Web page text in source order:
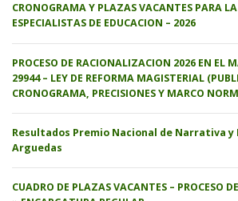
CRONOGRAMA Y PLAZAS VACANTES PARA
ESPECIALISTAS DE EDUCACION – 2026
PROCESO DE RACIONALIZACION 2026 EN EL
29944 – LEY DE REFORMA MAGISTERIAL
CRONOGRAMA, PRECISIONES Y MARCO
Resultados Premio Nacional de Narrativa y
Arguedas
CUADRO DE PLAZAS VACANTES – PROCESO